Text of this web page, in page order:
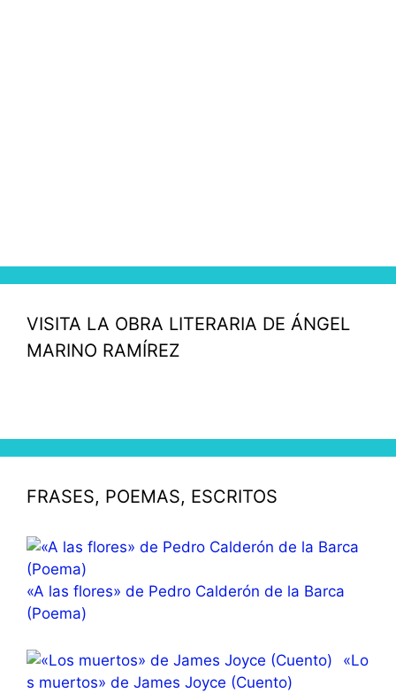
VISITA LA OBRA LITERARIA DE ÁNGEL
MARINO RAMÍREZ
FRASES, POEMAS, ESCRITOS
«A las flores» de Pedro Calderón de la Barca
(Poema)
«Lo
s muertos» de James Joyce (Cuento)